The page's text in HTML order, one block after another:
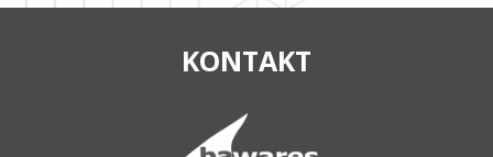
KONTAKT